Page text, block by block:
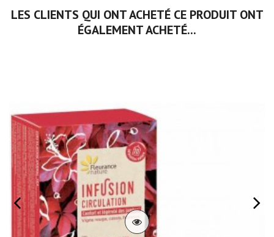
LES CLIENTS QUI ONT ACHETÉ CE PRODUIT ONT
ÉGALEMENT ACHETÉ...